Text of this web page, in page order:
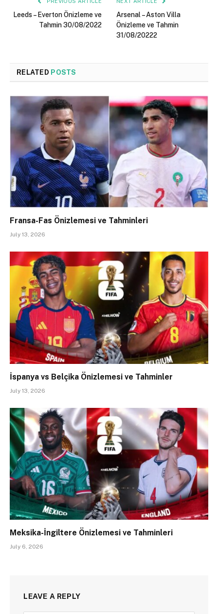
Leeds – Everton Önizleme ve
Tahmin 30/08/2022
Arsenal – Aston Villa
Önizleme ve Tahmin
31/08/20222
RELATED POSTS
Fransa-Fas Önizlemesi ve Tahminleri
July 13, 2026
İspanya vs Belçika Önizlemesi ve Tahminler
July 13, 2026
Meksika-İngiltere Önizlemesi ve Tahminleri
July 6, 2026
LEAVE A REPLY